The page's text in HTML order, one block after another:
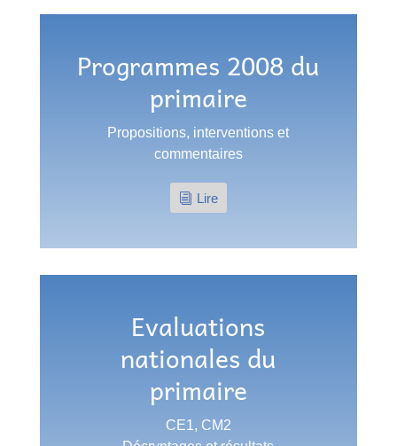
Programmes 2008 du
primaire
Propositions, interventions et
commentaires
Lire
Evaluations
nationales du
primaire
CE1, CM2